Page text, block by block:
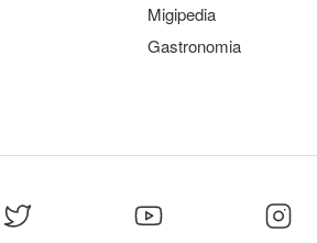
Migipedia
Gastronomia